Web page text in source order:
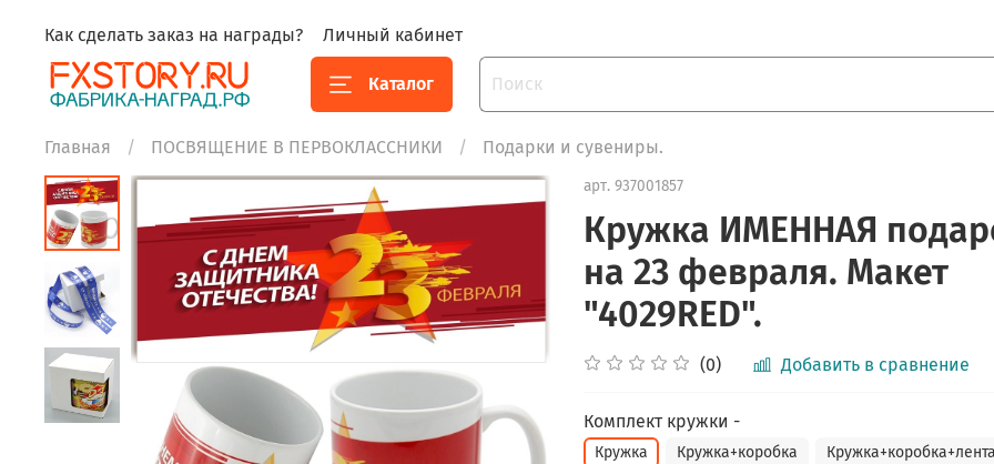
Как сделать заказ на награды? Личный кабинет
Каталог
Главная ПОСВЯЩЕНИЕ В ПЕРВОКЛАССНИКИ Подарки и сувениры.
арт.937001857
Кружка ИМЕННАЯ
на 23 февраля. Макет
"4029RED".
(0) Добавить в сравнение
Комплект кружки -
Кружка Кружка+коробка